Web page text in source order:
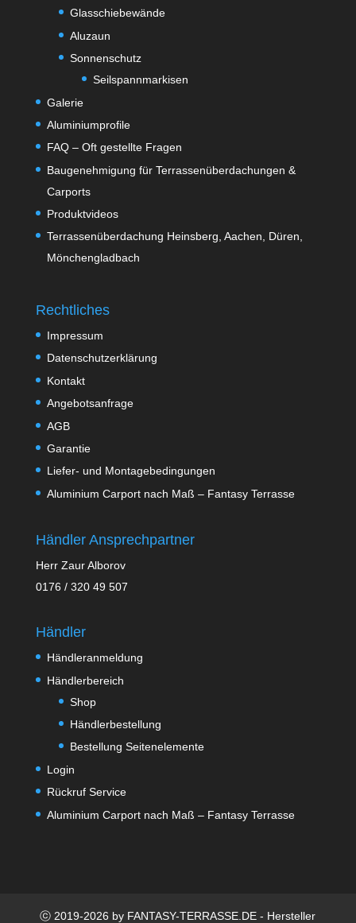
Glasschiebewände
Aluzaun
Sonnenschutz
Seilspannmarkisen
Galerie
Aluminiumprofile
FAQ – Oft gestellte Fragen
Baugenehmigung für Terrassenüberdachungen &
Carports
Produktvideos
Terrassenüberdachung Heinsberg, Aachen, Düren,
Mönchengladbach
Rechtliches
Impressum
Datenschutzerklärung
Kontakt
Angebotsanfrage
AGB
Garantie
Liefer- und Montagebedingungen
Aluminium Carport nach Maß – Fantasy Terrasse
Händler Ansprechpartner
Herr Zaur Alborov
0176 / 320 49 507
Händler
Händleranmeldung
Händlerbereich
Shop
Händlerbestellung
Bestellung Seitenelemente
Login
Rückruf Service
Aluminium Carport nach Maß – Fantasy Terrasse
ⓒ 2019-2026 by FANTASY-TERRASSE.DE - Hersteller